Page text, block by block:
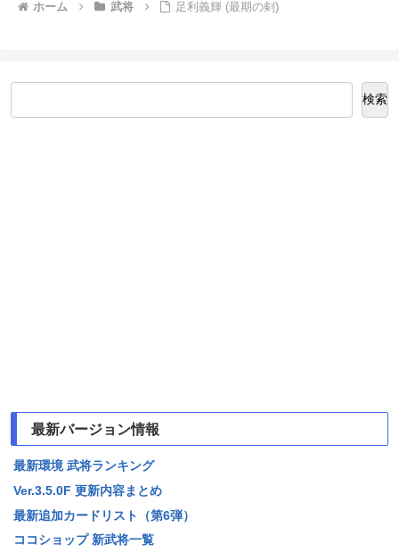
ホーム 武将 足利義輝 (最期の剣)
検索
最新バージョン情報
最新環境 武将ランキング
Ver.3.5.0F 更新内容まとめ
最新追加カードリスト（第6弾）
ココショップ 新武将一覧